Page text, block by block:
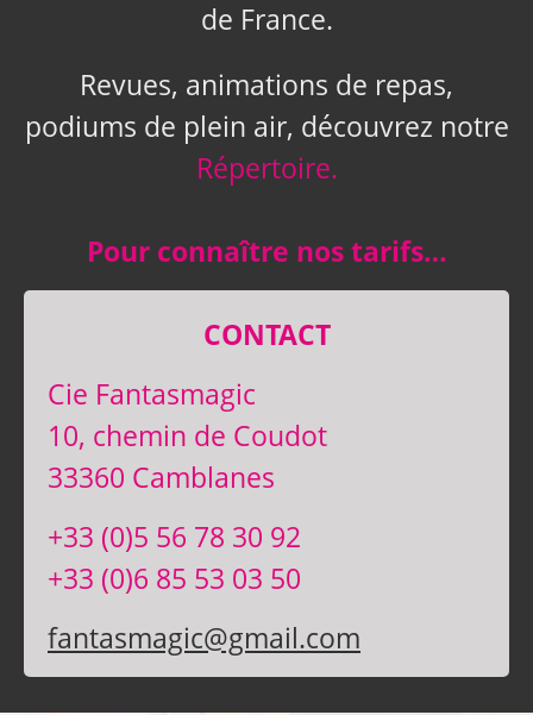
de France.
Revues, animations de repas,
podiums de plein air, découvrez notre
Répertoire.
Pour connaître nos tarifs…
CONTACT
Cie Fantasmagic
10, chemin de Coudot
33360 Camblanes
+33 (0)5 56 78 30 92
+33 (0)6 85 53 03 50
fantasmagic@gmail.com